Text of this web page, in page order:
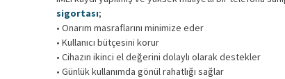
sigortası;
• Onarım masraflarını minimize eder
• Kullanıcı bütçesini korur
• Cihazın ikinci el değerini dolaylı olarak destekler
• Günlük kullanımda gönül rahatlığı sağlar